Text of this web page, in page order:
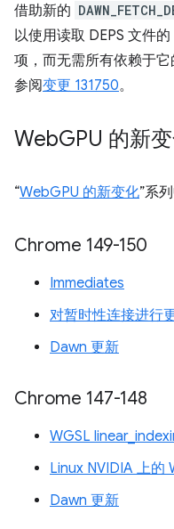
借助新的
以使用读取 DEPS 文件
项，而无需所有依赖于
参阅变更 131750。
WebGPU 的新
“WebGPU 的新变化”系
Chrome 149-150
Immediates
对暂时性连接进行
Dawn 更新
Chrome 147-148
WGSL
Linux NVIDIA 上的
Dawn 更新